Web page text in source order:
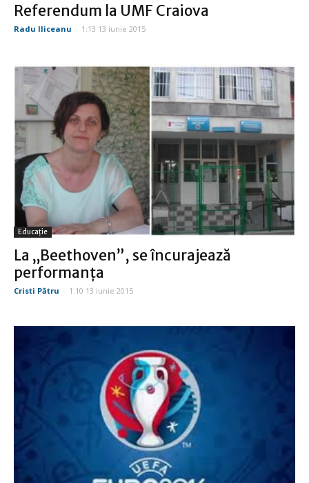
Referendum la UMF Craiova
Radu Iliceanu - 1:13 13 iunie 2015
Educație
La „Beethoven”, se încurajează
performanţa
Cristi Pătru - 1:10 13 iunie 2015